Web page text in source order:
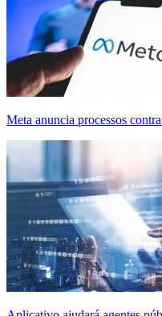
Meta anuncia processos